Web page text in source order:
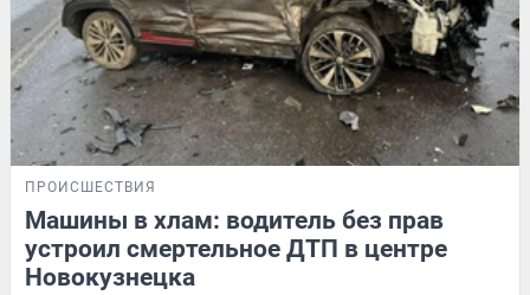
ПРОИСШЕСТВИЯ
Машины в хлам: водитель без прав
устроил смертельное ДТП в центре
Новокузнецка